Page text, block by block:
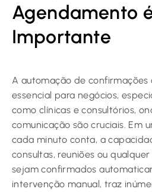
Agendamento
Importante
A automação de
essencial para negócios,
como clínicas e consultórios,
comunicação são cruciais. Em
cada minuto conta, a
consultas, reuniões ou
sejam confirmados
intervenção manual, traz